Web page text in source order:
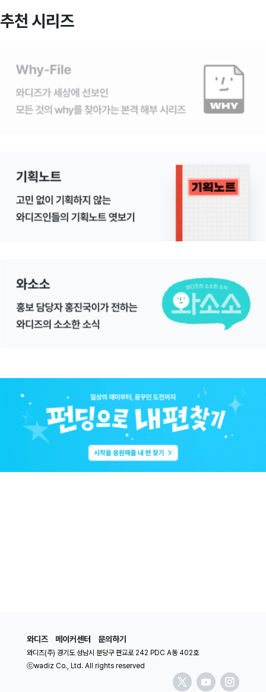
추천 시리즈
와디즈 메이커센터 문의하기
와디즈(주) 경기도 성남시 분당구 판교로 242 PDC A동 402호
ⓒwadiz Co., Ltd. All rights reserved